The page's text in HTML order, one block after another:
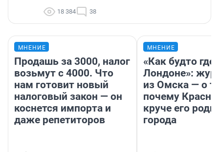
18 384 38
МНЕНИЕ
Продашь за 3000, налог
возьмут с 4000. Что
нам готовит новый
налоговый закон — он
коснется импорта и
даже репетиторов
МНЕНИЕ
«Как будто
Лондоне»:
из Омска — о
почему
круче его
города